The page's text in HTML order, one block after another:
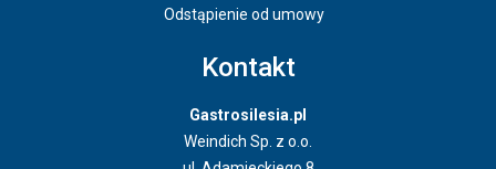
Odstąpienie od umowy
Kontakt
Gastrosilesia.pl
Weindich Sp. z o.o.